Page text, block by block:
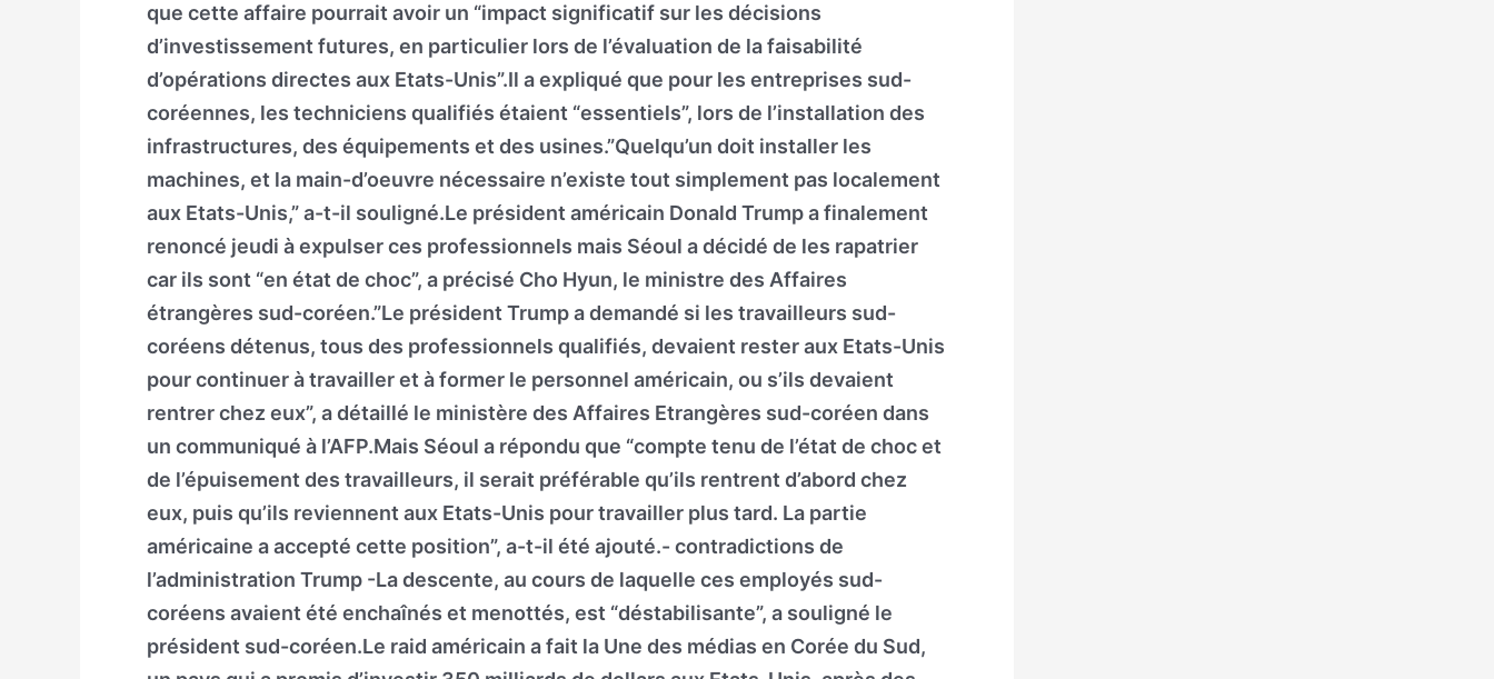
que cette affaire pourrait avoir un “impact significatif sur les décisions
d’investissement futures, en particulier lors de l’évaluation de la faisabilité
d’opérations directes aux Etats-Unis”.Il a expliqué que pour les entreprises sud-
coréennes, les techniciens qualifiés étaient “essentiels”, lors de l’installation des
infrastructures, des équipements et des usines.”Quelqu’un doit installer les
machines, et la main-d’oeuvre nécessaire n’existe tout simplement pas localement
aux Etats-Unis,” a-t-il souligné.Le président américain Donald Trump a finalement
renoncé jeudi à expulser ces professionnels mais Séoul a décidé de les rapatrier
car ils sont “en état de choc”, a précisé Cho Hyun, le ministre des Affaires
étrangères sud-coréen.”Le président Trump a demandé si les travailleurs sud-
coréens détenus, tous des professionnels qualifiés, devaient rester aux Etats-Unis
pour continuer à travailler et à former le personnel américain, ou s’ils devaient
rentrer chez eux”, a détaillé le ministère des Affaires Etrangères sud-coréen dans
un communiqué à l’AFP.Mais Séoul a répondu que “compte tenu de l’état de choc et
de l’épuisement des travailleurs, il serait préférable qu’ils rentrent d’abord chez
eux, puis qu’ils reviennent aux Etats-Unis pour travailler plus tard. La partie
américaine a accepté cette position”, a-t-il été ajouté.- contradictions de
l’administration Trump -La descente, au cours de laquelle ces employés sud-
coréens avaient été enchaînés et menottés, est “déstabilisante”, a souligné le
président sud-coréen.Le raid américain a fait la Une des médias en Corée du Sud,